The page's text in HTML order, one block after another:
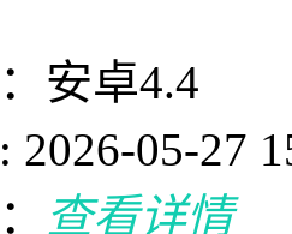
安卓4.4
2026-05-27
查看详情